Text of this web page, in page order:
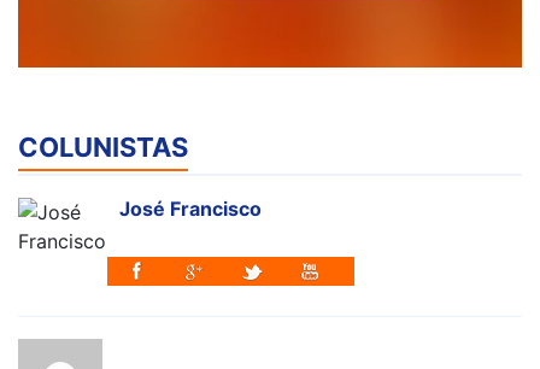
COLUNISTAS
José Francisco